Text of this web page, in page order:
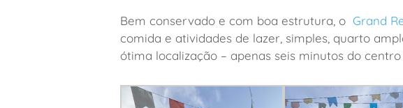
Bem conservado e com boa estrutura, o Grand
comida e atividades de lazer, simples, quarto
ótima localização – apenas seis minutos do